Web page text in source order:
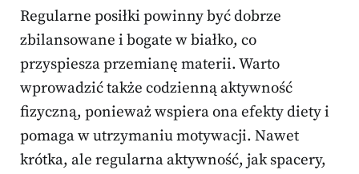
Regularne posiłki powinny być dobrze
zbilansowane i bogate w białko, co
przyspiesza przemianę materii. Warto
wprowadzić także codzienną aktywność
fizyczną, ponieważ wspiera ona efekty diety i
pomaga w utrzymaniu motywacji. Nawet
krótka, ale regularna aktywność, jak spacery,